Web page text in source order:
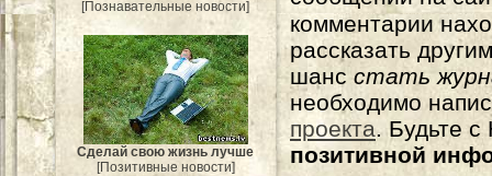
[Познавательные новости]
Сделай свою жизнь лучше
[Позитивные новости]
комментарии
рассказать
шанс стать
необходимо
проекта. Будьте
позитивной